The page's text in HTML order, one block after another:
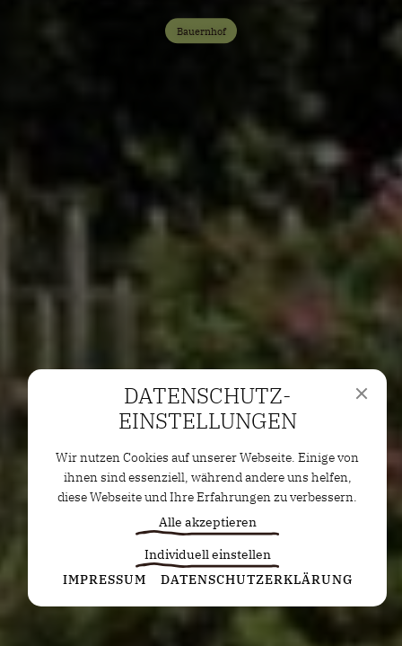
Bauernhof
DATENSCHUTZ­
EINSTELLUNGEN
Wir nutzen Cookies auf unserer Webseite. Einige von
ihnen sind essenziell, während andere uns helfen,
diese Webseite und Ihre Erfahrungen zu verbessern.
Alle akzeptieren
Individuell einstellen
Statistiken
Diese Cookies erfassen anonyme Statistiken. Diese
Informationen helfen uns zu verstehen, wie wir
IMPRESSUM DATENSCHUTZERKLÄRUNG